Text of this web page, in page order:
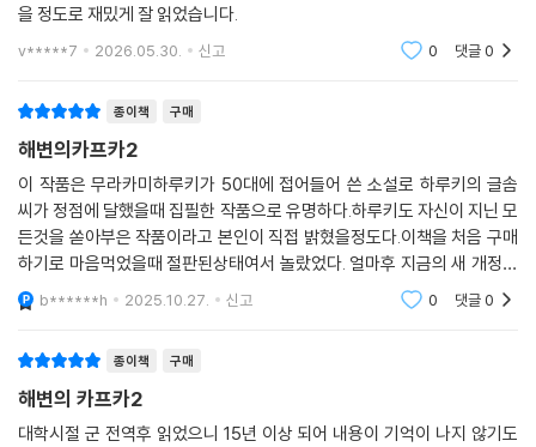
모든 것은 상상력의 문제다. 우리의 책임은 상상력 가운데에서 시작된다.
그 말을 예이츠는 이렇게 쓰고 있다. In dreams begin the responsibili
을지도 모른다. (1권, 273쪽)
상상력이 결여된 인간에 대한 오시마의 비판은 공허한 사회를 살아가는 현
대인들이 잊어가지만 ‘절대로 망각할 수 없는 것’에 대한 질문을 던진다. 무
심코 저지른 폭력, 무감각과 몰이해, 비관용성은 현대 사회에서 형태를 바
꿔 끝없이 되풀이된다. 인생을 바꿀 만큼 커다란 사건을 겪고도 어떤 이는
그것을 쉽게 잊고, 다른 이는 그에 얽매여 평생을 살아간다. 현재를 벗어날
수 있는 이상적 공간을 꿈꾸기도 한다. 소설은 제2차 세계대전이 끝난 뒤
려내고 있다. 예술과 사랑, 시간의 경계에서 명확한 진실을 가늠하기 어렵
게 하는 작품 속 환상성은 결국 현실과 이어진다. 꿈을 꾸는 것 같은 메타포
의 힘을 빌려 우리는 상처를 입기 전 평화로운 시절로 돌아갈 수 있을까?
을 정도로 재밌게 잘 읽었습니다.
v*****7 2026.05.30. 신고 0 댓글0
종이책 구매
해변의카프카2
이 작품은 무라카미하루키가 50대에 접어들어 쓴 소설로 하루키의 글솜
씨가 정점에 달했을때 집필한 작품으로 유명하다.하루키도 자신이 지닌 모
든것을 쏟아부은 작품이라고 본인이 직접 밝혔을정도다.이책을 처음 구매
하기로 마음먹었을때 절판된상태여서 놀랐었다. 얼마후 지금의 새 개정판
이 나왔는데 1권이 품절상태였다. 한번에 구입하려고 기다리다보니 1권이
입고되니 2권이 또 품
b******h 2025.10.27. 신고 0 댓글0
종이책 구매
해변의 카프카2
대학시절 군 전역후 읽었으니 15년 이상 되어 내용이 기억이 나지 않기도